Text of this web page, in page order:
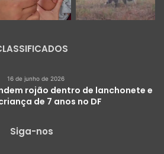
16 de junho de 2026
rojão dentro de lanchonete e
de 7 anos no DF
Siga-nos